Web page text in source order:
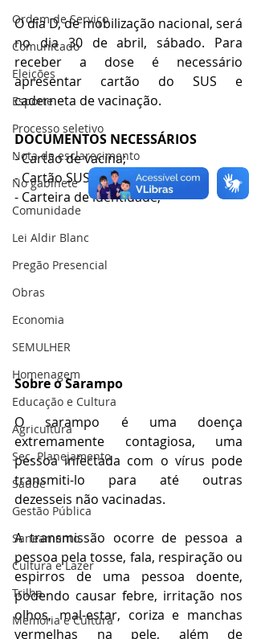
Ordem de Serviço
Comunicado
Eleições
Esporte
Processo seletivo
Nota de esclarecimento
No gabinete
Comunidade
Lei Aldir Blanc
Pregão Presencial
Obras
Economia
SEMULHER
Homenagem
Educação e Cultura
Agricultura
Sec. Planejamento
Saúde
Gestão Pública
Saneamento
Cultura e Lazer
Trilha
Memória e Cultura
O dia D, de mobilização nacional, será
no dia 30 de abril, sábado. Para
receber a dose é necessário
apresentar cartão do SUS e
caderneta de vacinação.
DOCUMENTOS NECESSÁRIOS
- Cartão de vacina;
- Cartão SUS;
- Carteira de identidade;
Sobre o Sarampo
O sarampo é uma doença
extremamente contagiosa, uma
pessoa infectada com o vírus pode
transmiti-lo para até outras
dezesseis não vacinadas.
A transmissão ocorre de pessoa a
pessoa pela tosse, fala, respiração ou
espirros de uma pessoa doente,
podendo causar febre, irritação nos
olhos, mal-estar, coriza e manchas
vermelhas na pele, além de